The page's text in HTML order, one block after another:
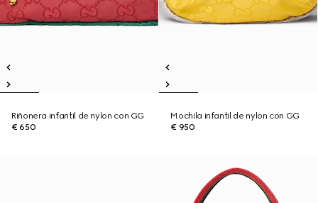
Riñonera infantil de nylon con GG
€ 650
Mochila infantil de nylon con GG
€ 950